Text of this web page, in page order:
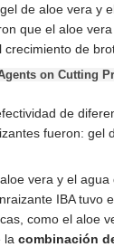
de aloe vera y
que el aloe
de
on Cutting
de
fueron: gel
vera y el
IBA tuvo
como el aloe
lacombinación